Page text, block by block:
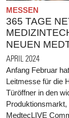
MESSEN
365 TAGE
NEUEN
APRIL 2024
Anfang Februar
Leitmesse für die
Türöffner in den
Produktionsmarkt,
MedtecLIVE